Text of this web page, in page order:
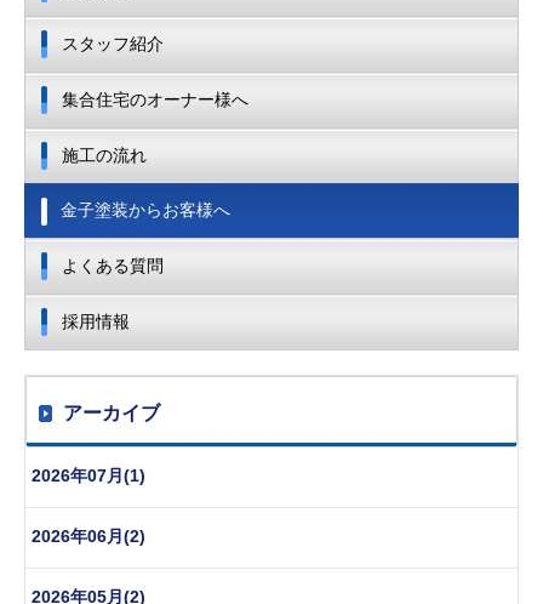
スタッフ紹介
集合住宅のオーナー様へ
施工の流れ
金子塗装からお客様へ
よくある質問
採用情報
アーカイブ
2026年07月(1)
2026年06月(2)
2026年05月(2)